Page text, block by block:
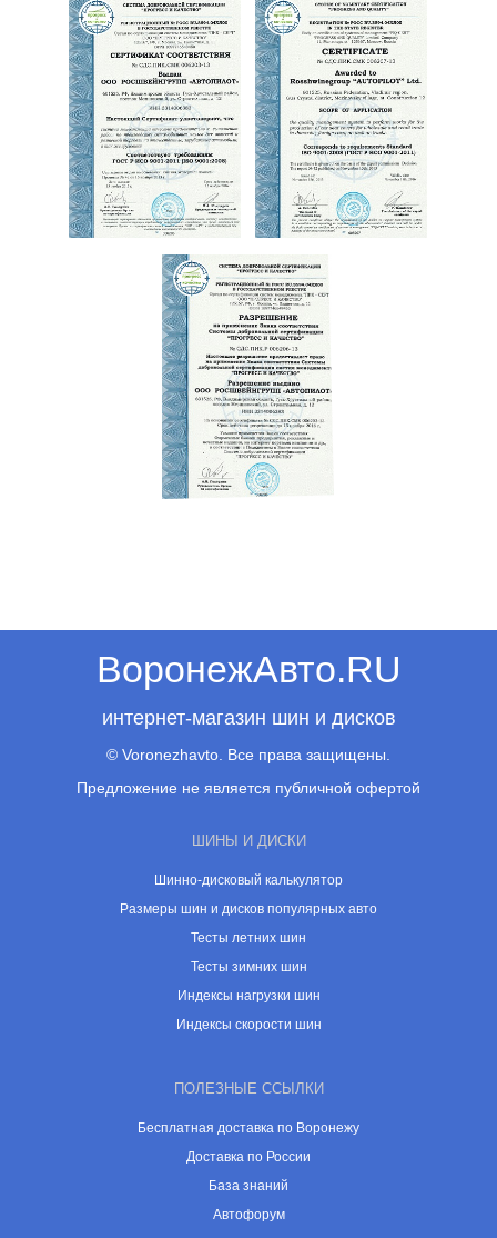
ВоронежАвто.RU
интернет-магазин шин и дисков
© Voronezhavto. Все права защищены.
Предложение не является публичной офертой
ШИНЫ И ДИСКИ
Шинно-дисковый калькулятор
Размеры шин и дисков популярных авто
Тесты летних шин
Тесты зимних шин
Индексы нагрузки шин
Индексы скорости шин
ПОЛЕЗНЫЕ ССЫЛКИ
Бесплатная доставка по Воронежу
Доставка по России
База знаний
Автофорум